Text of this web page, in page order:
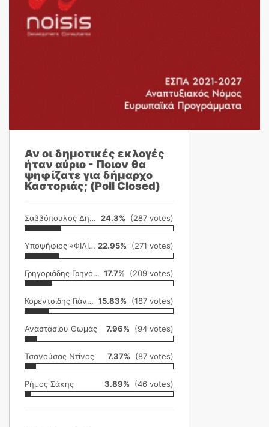
Αν οι δημοτικές εκλογές
ήταν αύριο - Ποιον θα
ψηφίζατε για δήμαρχο
Καστοριάς; (Poll Closed)
Σαββόπουλος Δημήτρης 24.3% (287 votes)
Υποψήφιος «ΦΙΛΙΚΗ ΕΤΑΙΡΕΙΑ» 22.95% (271 votes)
Γρηγοριάδης Γρηγόρης 17.7% (209 votes)
Κορεντσίδης Γιάννης 15.83% (187 votes)
Αναστασίου Θωμάς 7.96% (94 votes)
Τσανούσας Ντίνος 7.37% (87 votes)
Ρήμος Σάκης 3.89% (46 votes)